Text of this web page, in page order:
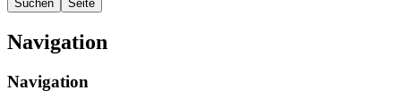
Navigation
Navigation